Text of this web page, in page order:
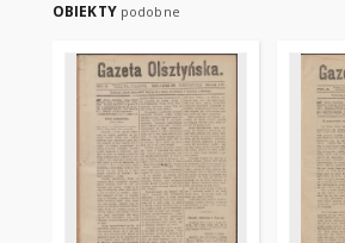
OBIEKTY podobne